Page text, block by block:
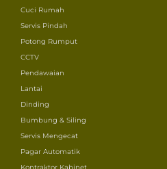
Cuci Rumah
Servis Pindah
Potong Rumput
CCTV
Pendawaian
Lantai
Dinding
Bumbung & Siling
Servis Mengecat
Pagar Automatik